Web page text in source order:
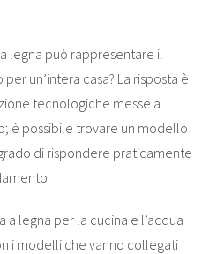
legna può rappresentare il
un’intera casa? La risposta è
tecnologiche messe a
è possibile trovare un modello
di rispondere praticamente
legna per la cucina e l’acqua
i modelli che vanno collegati